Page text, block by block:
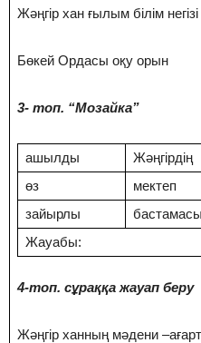
Жәңгір хан ғылым білім негізі
Бөкей Ордасы оқу орын
3- топ. “Мозайка”
ашылды Жәңгірдің
өз
мектеп
зайырлы
бастамасы
Жауабы:
4-топ. сұраққа жауап беру
Жәңгір ханның мәдени